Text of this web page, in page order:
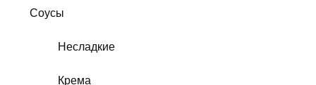
Соусы
Несладкие
Крема